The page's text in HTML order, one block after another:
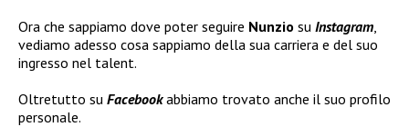
Ora che sappiamo dove poter seguire Nunzio su Instagram
vediamo adesso cosa sappiamo della sua carriera e del suo
ingresso nel talent.
Oltretutto su Facebookabbiamo trovato anche il suo profilo
personale.